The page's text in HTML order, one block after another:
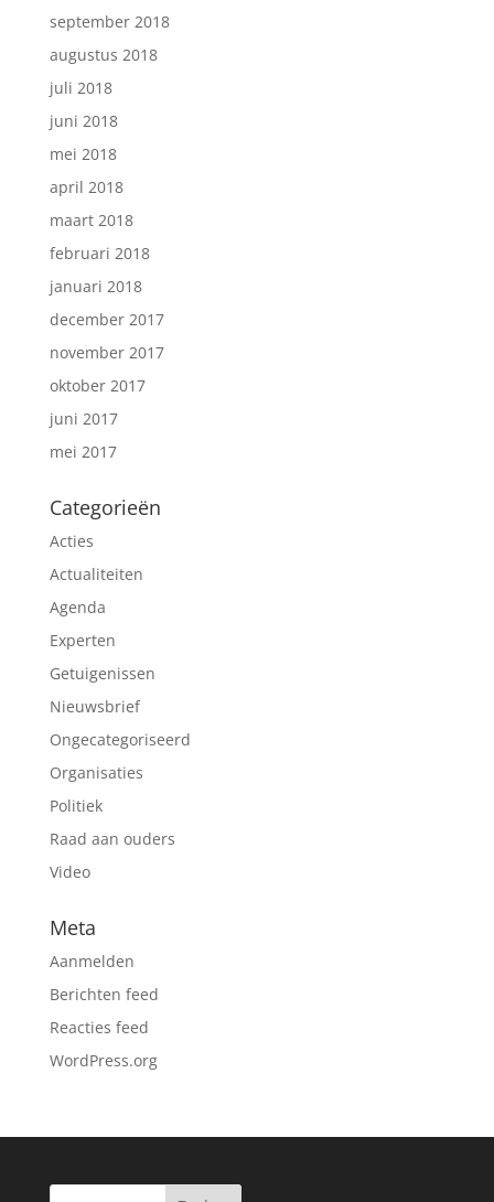
september 2018
augustus 2018
juli 2018
juni 2018
mei 2018
april 2018
maart 2018
februari 2018
januari 2018
december 2017
november 2017
oktober 2017
juni 2017
mei 2017
Categorieën
Acties
Actualiteiten
Agenda
Experten
Getuigenissen
Nieuwsbrief
Ongecategoriseerd
Organisaties
Politiek
Raad aan ouders
Video
Meta
Aanmelden
Berichten feed
Reacties feed
WordPress.org